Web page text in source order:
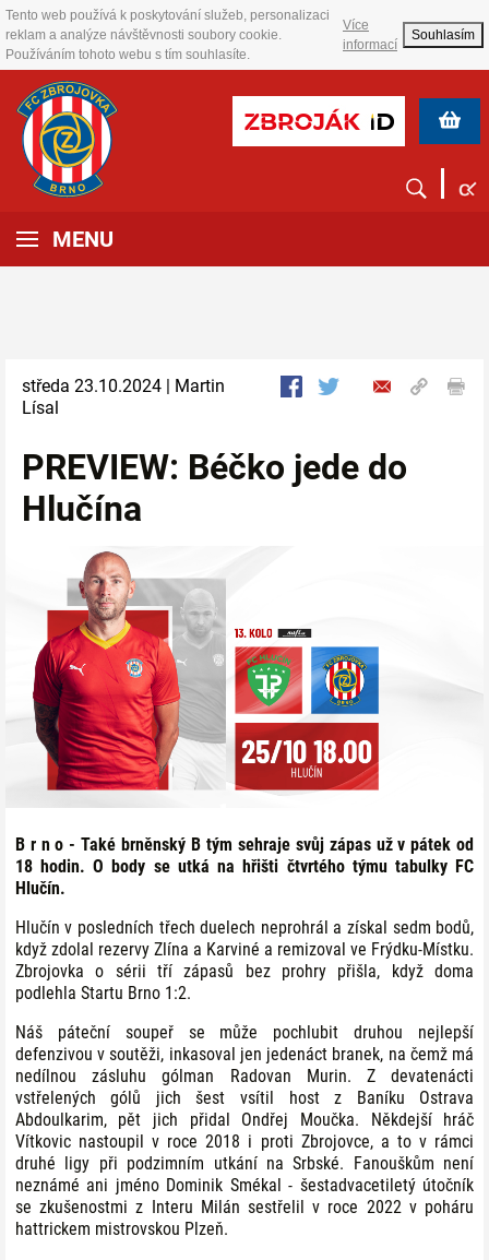
Tento web používá k poskytování služeb, personalizaci
reklam a analýze návštěvnosti soubory cookie.
Používáním tohoto webu s tím souhlasíte.
Více
informací
Souhlasím
MENU
středa 23.10.2024 | Martin
Lísal
PREVIEW: Béčko jede do
Hlučína
B r n o - Také brněnský B tým sehraje svůj zápas už v pátek od
18 hodin. O body se utká na hřišti čtvrtého týmu tabulky FC
Hlučín.
Hlučín v posledních třech duelech neprohrál a získal sedm bodů,
když zdolal rezervy Zlína a Karviné a remizoval ve Frýdku-Místku.
Zbrojovka o sérii tří zápasů bez prohry přišla, když doma
podlehla Startu Brno 1:2.
Náš páteční soupeř se může pochlubit druhou nejlepší
defenzivou v soutěži, inkasoval jen jedenáct branek, na čemž má
nedílnou zásluhu gólman Radovan Murin. Z devatenácti
vstřelených gólů jich šest vsítil host z Baníku Ostrava
Abdoulkarim, pět jich přidal Ondřej Moučka. Někdejší hráč
Vítkovic nastoupil v roce 2018 i proti Zbrojovce, a to v rámci
druhé ligy při podzimním utkání na Srbské. Fanouškům není
neznámé ani jméno Dominik Smékal - šestadvacetiletý útočník
se zkušenostmi z Interu Milán sestřelil v roce 2022 v poháru
hattrickem mistrovskou Plzeň.